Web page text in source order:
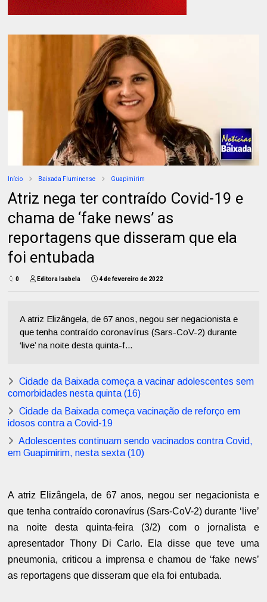
Início Baixada Fluminense Guapimirim
Atriz nega ter contraído Covid-19 e
chama de ‘fake news’ as
reportagens que disseram que ela
foi entubada
0 Editora Isabela 4 de fevereiro de 2022
A atriz Elizângela, de 67 anos, negou ser negacionista e
que tenha contraído coronavírus (Sars-CoV-2) durante
‘live’ na noite desta quinta-f...
Cidade da Baixada começa a vacinar adolescentes sem
comorbidades nesta quinta (16)
Cidade da Baixada começa vacinação de reforço em
idosos contra a Covid-19
Adolescentes continuam sendo vacinados contra Covid,
em Guapimirim, nesta sexta (10)
A atriz Elizângela, de 67 anos, negou ser negacionista e
que tenha contraído coronavírus (Sars-CoV-2) durante ‘live’
na noite desta quinta-feira (3/2) com o jornalista e
apresentador Thony Di Carlo. Ela disse que teve uma
pneumonia, criticou a imprensa e chamou de ‘fake news’
as reportagens que disseram que ela foi entubada.